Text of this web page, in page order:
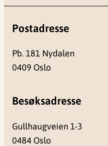
Postadresse
Pb. 181 Nydalen
0409 Oslo
Besøksadresse
Gullhaugveien 1-3
0484 Oslo